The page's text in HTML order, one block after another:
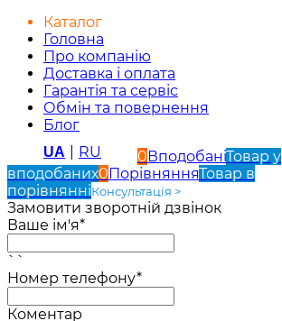
Каталог
Головна
Про компанію
Доставка і оплата
Гарантія та сервіс
Обмін та повернення
Блог
UA RU 0ВподобаніТовар у
вподобаних0ПорівнянняТовар в
порівнянніКонсультація >
Замовити зворотній дзвінок
Ваше ім'я*
``
Номер телефону*
Коментар